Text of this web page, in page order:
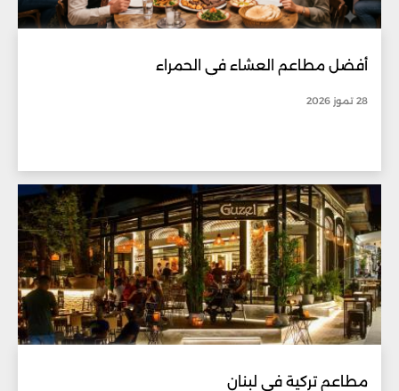
أفضل مطاعم العشاء في الحمراء
28 تموز 2026
مطاعم تركية في لبنان